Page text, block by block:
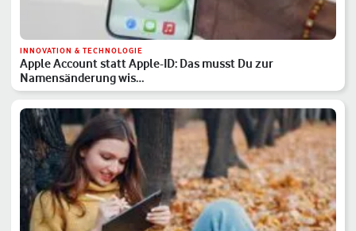
INNOVATION & TECHNOLOGIE
Apple Account statt Apple-ID: Das musst Du zur
Namensänderung wis…